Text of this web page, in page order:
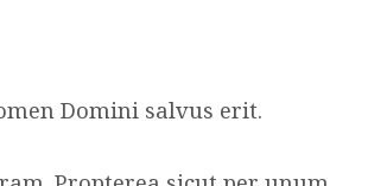
Domini salvus erit.